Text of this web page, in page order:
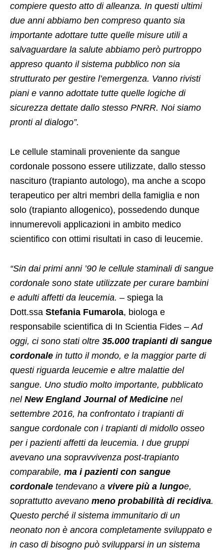
compiere questo atto di alleanza. In questi ultimi
due anni abbiamo ben compreso quanto sia
importante adottare tutte quelle misure utili a
salvaguardare la salute abbiamo però purtroppo
appreso quanto il sistema pubblico non sia
strutturato per gestire l’emergenza. Vanno rivisti
piani e vanno adottate tutte quelle logiche di
sicurezza dettate dallo stesso PNRR. Noi siamo
pronti al dialogo”.
Le cellule staminali proveniente da sangue
cordonale possono essere utilizzate, dallo stesso
nascituro (trapianto autologo), ma anche a scopo
terapeutico per altri membri della famiglia e non
solo (trapianto allogenico), possedendo dunque
innumerevoli applicazioni in ambito medico
scientifico con ottimi risultati in caso di leucemie.
“Sin dai primi anni ’90 le cellule staminali di sangue
cordonale sono state utilizzate per curare bambini
e adulti affetti da leucemia. – spiega la
Dott.ssa Stefania Fumarola, biologa e
responsabile scientifica di In Scientia Fides –Ad
oggi, ci sono stati oltre 35.000 trapianti di sangue
cordonale in tutto il mondo, e la maggior parte di
questi riguarda leucemie e altre malattie del
sangue. Uno studio molto importante, pubblicato
nel New England Journal of Medicine nel
settembre 2016, ha confrontato i trapianti di
sangue cordonale con i trapianti di midollo osseo
per i pazienti affetti da leucemia. I due gruppi
avevano una sopravvivenza post-trapianto
comparabile, ma i pazienti con sangue
cordonale tendevano a vivere più a lungoe,
soprattutto avevano meno probabilità di recidiva.
Questo perché il sistema immunitario di un
neonato non è ancora completamente sviluppato e
in caso di bisogno può svilupparsi in un sistema